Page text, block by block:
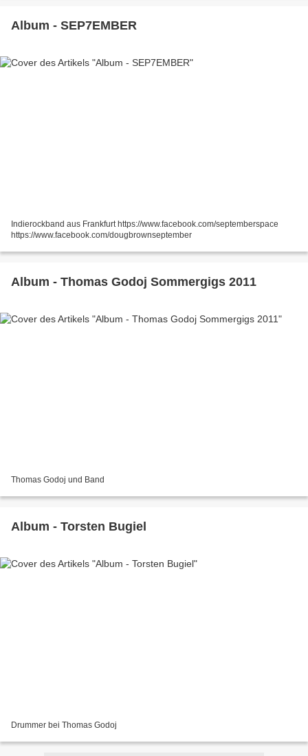
Album - SEP7EMBER
Indierockband aus Frankfurt https://www.facebook.com/septemberspace
https://www.facebook.com/dougbrownseptember
Album - Thomas Godoj Sommergigs 2011
Thomas Godoj und Band
Album - Torsten Bugiel
Drummer bei Thomas Godoj